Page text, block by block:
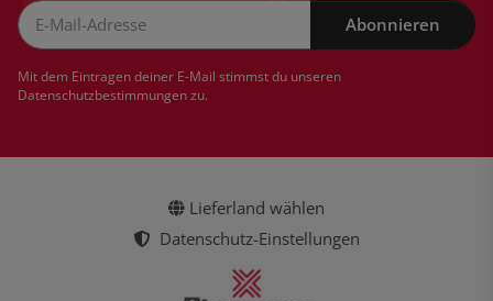
Abonnieren
Mit dem Eintragen deiner E-Mail stimmst du unseren
Datenschutzbestimmungenzu.
Lieferland wählen
Datenschutz-Einstellungen